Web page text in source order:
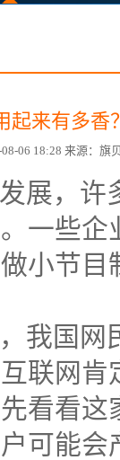
网站建设方案
起来有多香
06 18:28 来源：旗
展，
一些
小节
我国
联网
看看
可能